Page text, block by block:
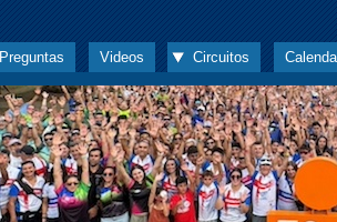
Preguntas Videos Circuitos